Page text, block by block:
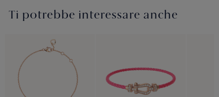
Ti potrebbe interessare anche